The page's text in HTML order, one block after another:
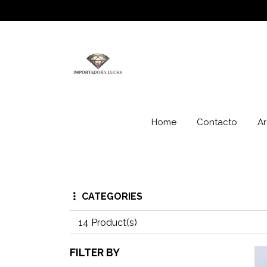
Home Contacto
CATEGORIES
14 Product(s)
FILTER BY